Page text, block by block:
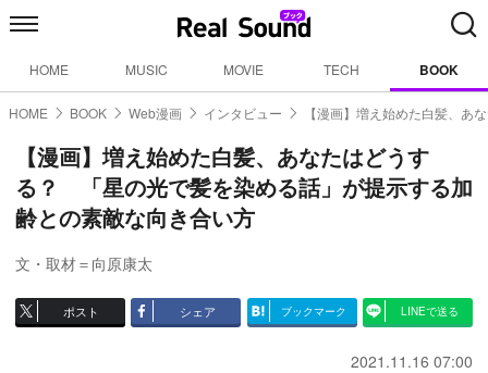
HOME MUSIC MOVIE TECH BOOK
HOME BOOK Web漫画 インタビュー 【漫画】増え始めた白髪、あ
【漫画】増え始めた白髪、あなたはどうす
る？ 「星の光で髪を染める話」が提示する加
齢との素敵な向き合い方
文・取材＝向原康太
ポスト シェア ブックマーク LINEで送る
2021.11.16 07:00